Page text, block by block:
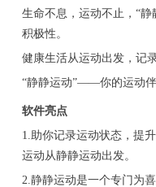
生命不息，运动不止，“
积极性。
健康生活从运动出发，记
“静静运动”——你的运动
软件亮点
1.助你记录运动状态，提
运动从静静运动出发。
2.静静运动是一个专门为